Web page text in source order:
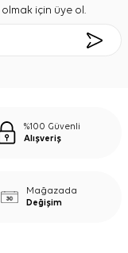
için üye ol.
%100 Güvenli
Alışveriş
Mağazada
Değişim